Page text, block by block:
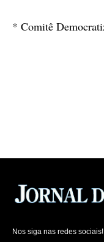
* Comitê
Nos siga nas redes sociais!